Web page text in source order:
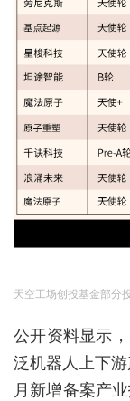
天空工场创投基金部分
公开资料显示
泛机器人上下
月新增备案产